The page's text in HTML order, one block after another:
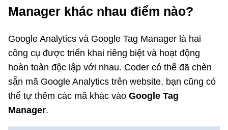
Manager khác nhau điểm nào?
Google Analytics và Google Tag Manager là hai
công cụ được triển khai riêng biệt và hoạt động
hoàn toàn độc lập với nhau. Coder có thể đã chèn
sẵn mã Google Analytics trên website, bạn cũng có
thể tự thêm các mã khác vào Google Tag
Manager.